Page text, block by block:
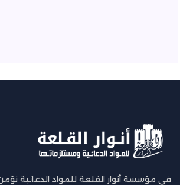
في مؤسسة أنوار القلعة للمواد الدعائية نؤمن